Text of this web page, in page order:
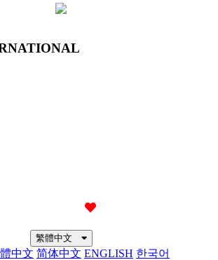
繁體中文
中文 简体中文 ENGLISH 한국어